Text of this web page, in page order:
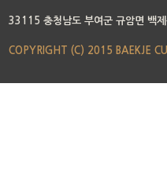
33115 충청남도 부여군 규암면 백
COPYRIGHT (C) 2015 BAEKJE